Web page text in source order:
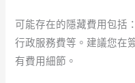
可能存在的隱藏費用包括
行政服務費等。建議您在
有費用細節。